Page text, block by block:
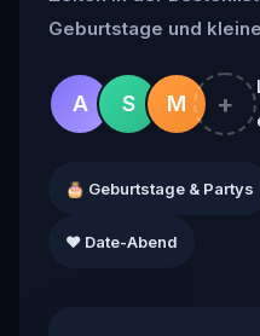
Geburtstage und
A S M +
🎂 Geburtstage & Partys
❤️ Date-Abend